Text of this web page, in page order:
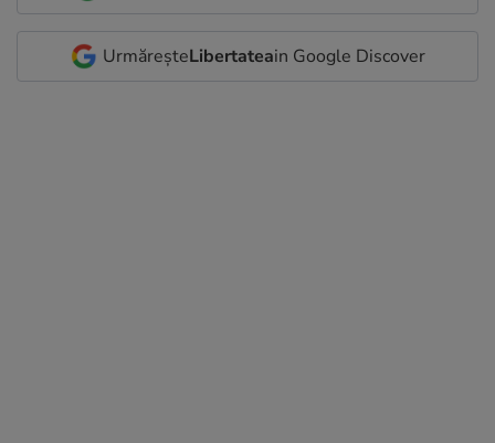
UrmăreșteLibertateain Google Discover